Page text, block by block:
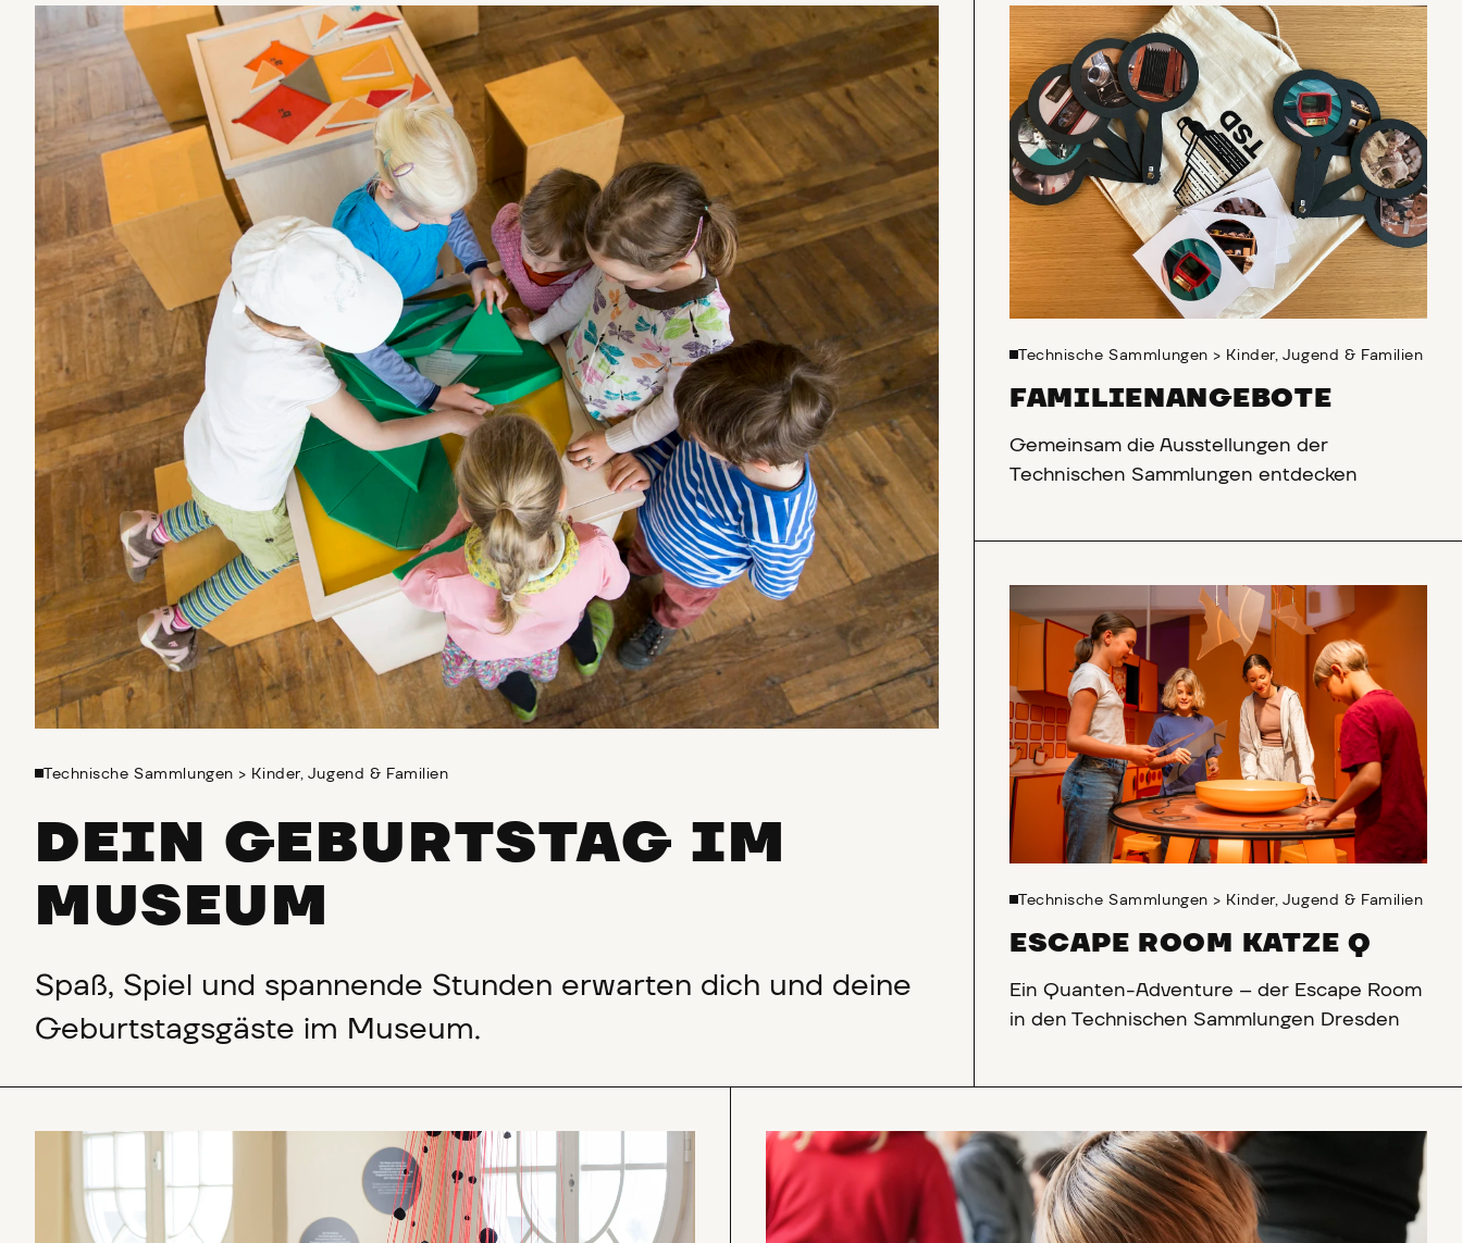
Technische Sammlungen > Kinder, Jugend & Familien
DEIN GEBURTSTAG IM
MUSEUM
Spaß, Spiel und spannende Stunden erwarten dich und deine
Geburtstagsgäste im Museum.
Technische Sammlungen > Kinder, Jugend & Familien
FAMILIENANGEBOTE
Gemeinsam die Ausstellungen der
Technischen Sammlungen entdecken
Technische Sammlungen > Kinder, Jugend & Familien
ESCAPE ROOM KATZE Q
Ein Quanten-Adventure – der Escape Room
in den Technischen Sammlungen Dresden